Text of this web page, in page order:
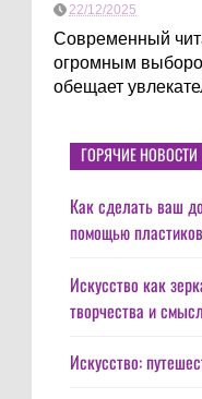
22/12/2025
Современный
огромным
обещает
ГОРЯЧИЕ НОВОСТИ
Как сделать ваш
помощью
Искусство как
творчества и
Искусство: